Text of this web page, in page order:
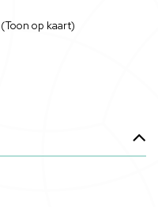
(Toon op kaart)